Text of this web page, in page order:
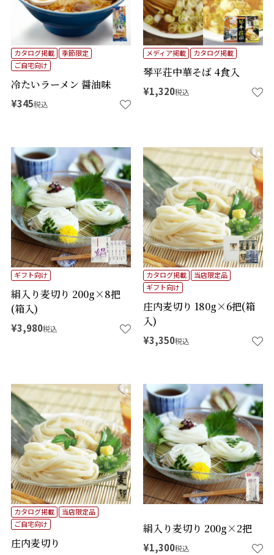
冷たいラーメン 醤油味
カタログ掲載
季節限定
ご自宅向け
¥345税込
琴平荘中華そば 4食入
メディア掲載 カタログ掲載
¥1,320税込
絹入り麦切り 200g×8把
(箱入)
ギフト向け
¥3,980税込
庄内麦切り 180g×6把(箱
入)
カタログ掲載
当店限定品
ギフト向け
¥3,350税込
庄内麦切り
カタログ掲載
当店限定品
ご自宅向け
絹入り麦切り 200g×2把
¥1,300税込